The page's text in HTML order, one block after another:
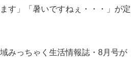
す」「暑いですねぇ・・・」が定
みっちゃく生活情報誌・8月号が